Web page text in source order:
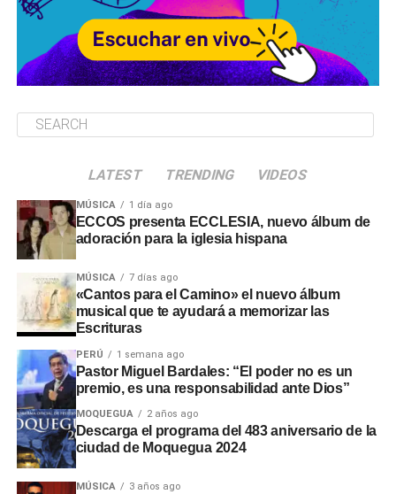
LATEST TRENDING VIDEOS
MÚSICA 1 día ago
ECCOS presenta ECCLESIA, nuevo álbum de
adoración para la iglesia hispana
MÚSICA 7 días ago
«Cantos para el Camino» el nuevo álbum
musical que te ayudará a memorizar las
Escrituras
PERÚ 1 semana ago
Pastor Miguel Bardales: “El poder no es un
premio, es una responsabilidad ante Dios”
MOQUEGUA 2 años ago
Descarga el programa del 483 aniversario de la
ciudad de Moquegua 2024
MÚSICA 3 años ago